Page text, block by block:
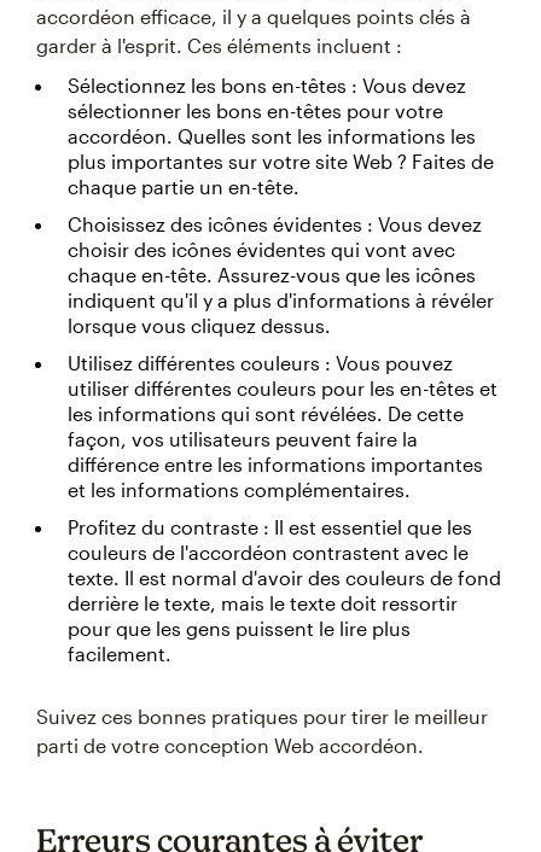
accordéon efficace, il y a quelques points clés à
garder à l'esprit. Ces éléments incluent :
Sélectionnez les bons en-têtes : Vous devez
sélectionner les bons en-têtes pour votre
accordéon. Quelles sont les informations les
plus importantes sur votre site Web ? Faites de
chaque partie un en-tête.
Choisissez des icônes évidentes : Vous devez
choisir des icônes évidentes qui vont avec
chaque en-tête. Assurez-vous que les icônes
indiquent qu'il y a plus d'informations à révéler
lorsque vous cliquez dessus.
Utilisez différentes couleurs : Vous pouvez
utiliser différentes couleurs pour les en-têtes et
les informations qui sont révélées. De cette
façon, vos utilisateurs peuvent faire la
différence entre les informations importantes
et les informations complémentaires.
Profitez du contraste : Il est essentiel que les
couleurs de l'accordéon contrastent avec le
texte. Il est normal d'avoir des couleurs de fond
derrière le texte, mais le texte doit ressortir
pour que les gens puissent le lire plus
facilement.
Suivez ces bonnes pratiques pour tirer le meilleur
parti de votre conception Web accordéon.
Erreurs courantes à éviter